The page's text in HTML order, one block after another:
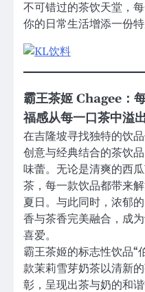
不可错过的茶饮天堂，
你的日常生活增添一份特
霸王茶姬 Chagee：
福感从每一口茶中溢
在吉隆坡寻找独特的饮
创意与经典结合的茶饮
味蕾。无论是清爽的西
茶，每一款饮品都带来
夏日。与此同时，浓郁
香与茶香完美融合，成
喜爱。
霸王茶姬的标志性饮品“
款茉莉雪芽奶茶以清新
彰，呈现出茶与奶的和